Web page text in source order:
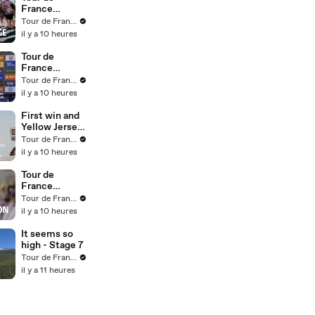
Minute
France
Femmes avec
Zwift 2026 -
Km
Tour de France™
il y a 10 heures
Tour de
France
Femmes avec
Zwift 2026 -
race interview
Tour de France™
il y a 10 heures
First win and
Yellow Jersey
for Kasia -
Stage 7
Tour de France™
il y a 10 heures
Tour de
France
Femmes avec
Zwift 2026 -
Winner's
emotion
Tour de France™
il y a 10 heures
It seems so
high - Stage 7
Tour de France™
il y a 11 heures